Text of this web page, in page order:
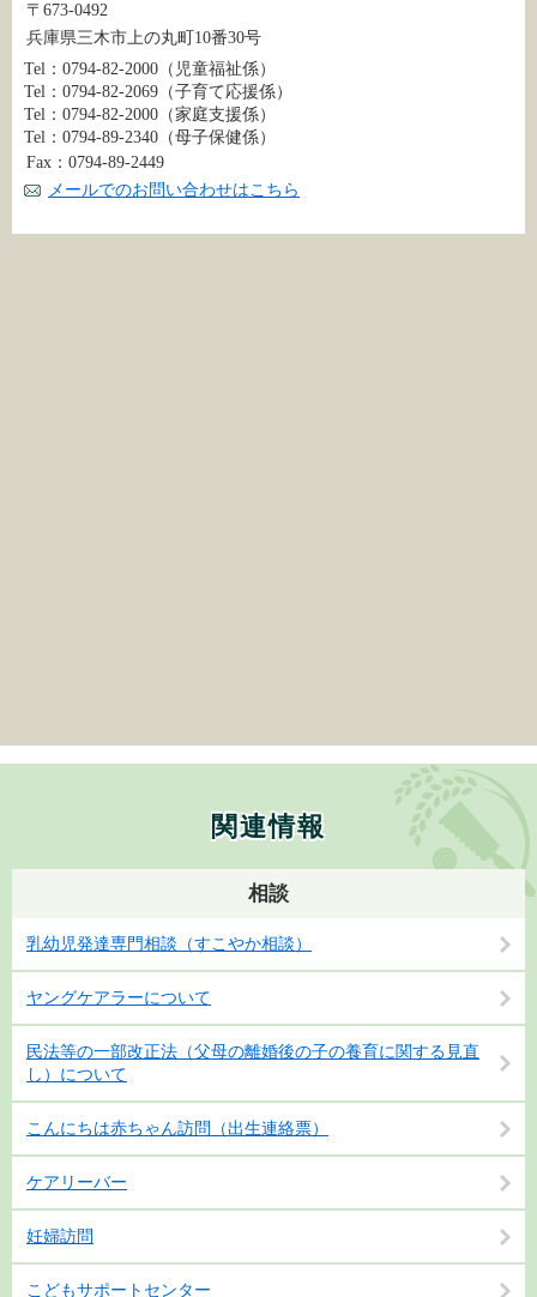
〒673-0492
兵庫県三木市上の丸町10番30号
Tel：0794-82-2000 （児童福祉係）
Tel：0794-82-2069 （子育て応援係）
Tel：0794-82-2000 （家庭支援係）
Tel：0794-89-2340 （母子保健係）
Fax：0794-89-2449
メールでのお問い合わせはこちら
関連情報
相談
乳幼児発達専門相談（すこやか相談）
ヤングケアラーについて
民法等の一部改正法（父母の離婚後の子の養育に関する見直
し）について
こんにちは赤ちゃん訪問（出生連絡票）
ケアリーバー
妊婦訪問
こどもサポートセンター